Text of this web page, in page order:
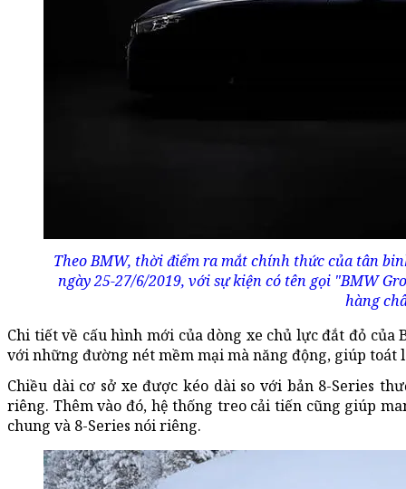
Theo BMW, thời điểm ra mắt chính thức của tân
ngày 25-27/6/2019, với sự kiện có tên gọi "BMW
hàng
Chi tiết về cấu hình mới của dòng xe chủ lực đắt đỏ
với những đường nét mềm mại mà năng động, giúp toát
Chiều dài cơ sở xe được kéo dài so với bản 8-Series
riêng. Thêm vào đó, hệ thống treo cải tiến cũng giúp
chung và 8-Series nói riêng.